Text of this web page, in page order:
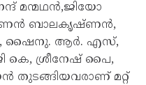
മന്മഥൻ,ജിയോ
ബാലകൃഷ്ണൻ,
ഷൈനു. ആർ. എസ്‌,
ശ്രീനേഷ് പൈ,
തുടങ്ങിയവരാണ് മറ്റ്